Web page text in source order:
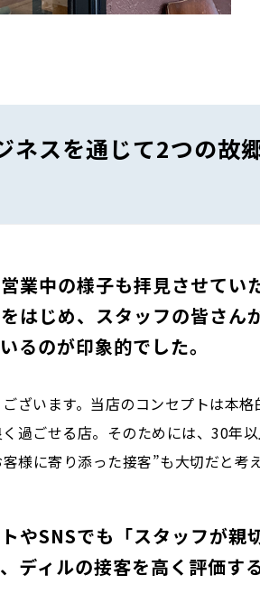
ネスを通じて2つの故
業中の様子も拝見させてい
はじめ、スタッフの皆さん
るのが印象的でした。
ございます。当店のコンセプトは本
過ごせる店。そのためには、30年
様に寄り添った接客”も大切だと考え
やSNSでも「スタッフが親
ディルの接客を高く評価す